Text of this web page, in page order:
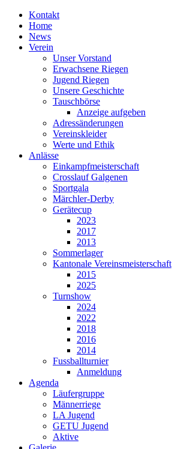
Kontakt
Home
News
Verein
Unser Vorstand
Erwachsene Riegen
Jugend Riegen
Unsere Geschichte
Tauschbörse
Anzeige aufgeben
Adressänderungen
Vereinskleider
Werte und Ethik
Anlässe
Einkampfmeisterschaft
Crosslauf Galgenen
Sportgala
Märchler-Derby
Gerätecup
2023
2017
2013
Sommerlager
Kantonale Vereinsmeisterschaft
2015
2025
Turnshow
2024
2022
2018
2016
2014
Fussballturnier
Anmeldung
Agenda
Läufergruppe
Männerriege
LA Jugend
GETU Jugend
Aktive